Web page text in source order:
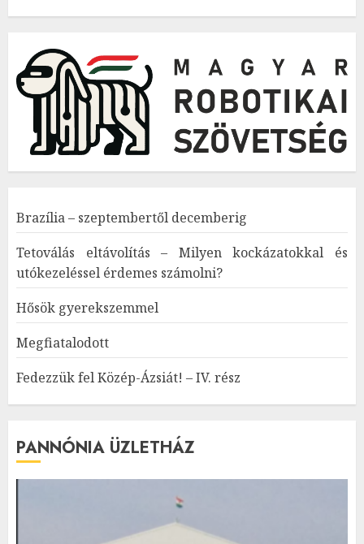
Brazília – szeptembertől decemberig
Tetoválás eltávolítás – Milyen kockázatokkal és
utókezeléssel érdemes számolni?
Hősök gyerekszemmel
Megfiatalodott
Fedezzük fel Közép-Ázsiát! – IV. rész
PANNÓNIA ÜZLETHÁZ